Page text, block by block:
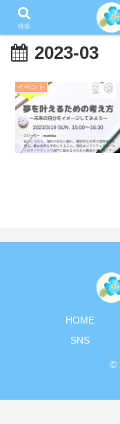
2023-03
イベント
HOME
SNS
©
検索